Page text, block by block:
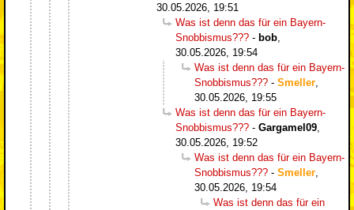
30.05.2026, 19:51
Was ist denn das für ein Bayern-
Snobbismus??? - bob
30.05.2026, 19:54
Was ist denn das für ein Bayern-
Snobbismus??? - Smeller
30.05.2026, 19:55
Was ist denn das für ein Bayern-
Snobbismus??? - Gargamel09
30.05.2026, 19:52
Was ist denn das für ein Bayern-
Snobbismus??? - Smeller
30.05.2026, 19:54
Was ist denn das für ein